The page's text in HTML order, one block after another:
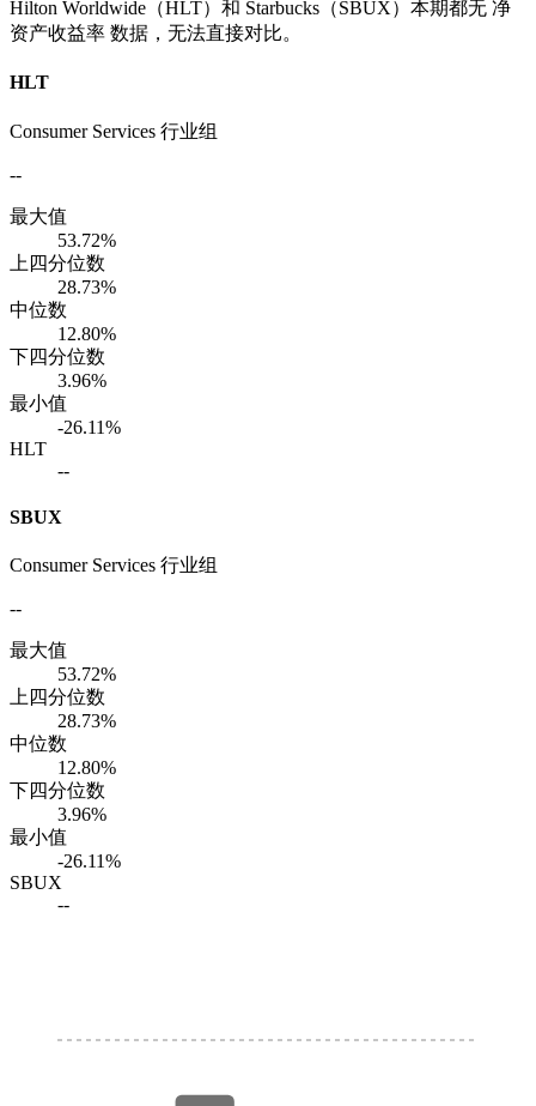
Hilton Worldwide（HLT）和 Starbucks（SBUX）本期都无 净
资产收益率 数据，无法直接对比。
HLT
Consumer Services 行业组
--
最大值
53.72%
上四分位数
28.73%
中位数
12.80%
下四分位数
3.96%
最小值
-26.11%
HLT
--
SBUX
Consumer Services 行业组
--
最大值
53.72%
上四分位数
28.73%
中位数
12.80%
下四分位数
3.96%
最小值
-26.11%
SBUX
--